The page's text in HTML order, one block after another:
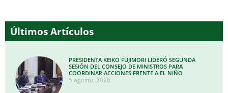
Últimos Artículos
PRESIDENTA KEIKO FUJIMORI LIDERÓ SEGUNDA
SESIÓN DEL CONSEJO DE MINISTROS PARA
COORDINAR ACCIONES FRENTE A EL NIÑO
5 agosto, 2026